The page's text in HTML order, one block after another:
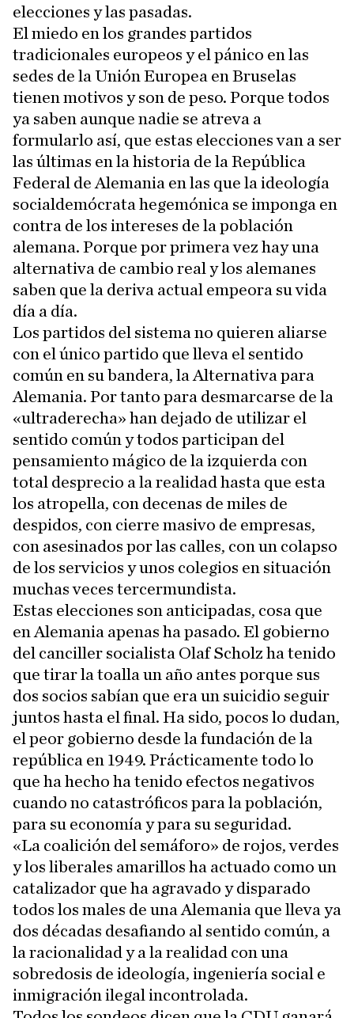
elecciones y las pasadas.
El miedo en los grandes partidos
tradicionales europeos y el pánico en las
sedes de la Unión Europea en Bruselas
tienen motivos y son de peso. Porque todos
ya saben aunque nadie se atreva a
formularlo así, que estas elecciones van a ser
las últimas en la historia de la República
Federal de Alemania en las que la ideología
socialdemócrata hegemónica se imponga en
contra de los intereses de la población
alemana. Porque por primera vez hay una
alternativa de cambio real y los alemanes
saben que la deriva actual empeora su vida
día a día.
Los partidos del sistema no quieren aliarse
con el único partido que lleva el sentido
común en su bandera, la Alternativa para
Alemania. Por tanto para desmarcarse de la
«ultraderecha» han dejado de utilizar el
sentido común y todos participan del
pensamiento mágico de la izquierda con
total desprecio a la realidad hasta que esta
los atropella, con decenas de miles de
despidos, con cierre masivo de empresas,
con asesinados por las calles, con un colapso
de los servicios y unos colegios en situación
muchas veces tercermundista.
Estas elecciones son anticipadas, cosa que
en Alemania apenas ha pasado. El gobierno
del canciller socialista Olaf Scholz ha tenido
que tirar la toalla un año antes porque sus
dos socios sabían que era un suicidio seguir
juntos hasta el final. Ha sido, pocos lo dudan,
el peor gobierno desde la fundación de la
república en 1949. Prácticamente todo lo
que ha hecho ha tenido efectos negativos
cuando no catastróficos para la población,
para su economía y para su seguridad.
«La coalición del semáforo» de rojos, verdes
y los liberales amarillos ha actuado como un
catalizador que ha agravado y disparado
todos los males de una Alemania que lleva ya
dos décadas desafiando al sentido común, a
la racionalidad y a la realidad con una
sobredosis de ideología, ingeniería social e
inmigración ilegal incontrolada.